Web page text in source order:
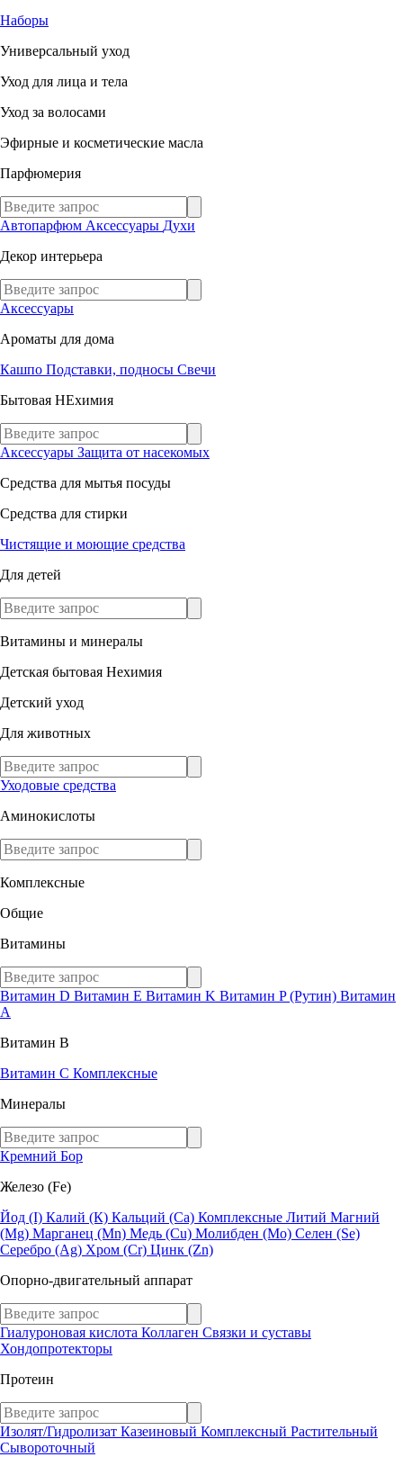
Наборы
Универсальный уход
Уход для лица и тела
Уход за волосами
Эфирные и косметические масла
Парфюмерия
Автопарфюм Аксессуары Духи
Декор интерьера
Аксессуары
Ароматы для дома
Кашпо Подставки, подносы Свечи
Бытовая НЕхимия
Аксессуары Защита от насекомых
Средства для мытья посуды
Средства для стирки
Чистящие и моющие средства
Для детей
Витамины и минералы
Детская бытовая Нехимия
Детский уход
Для животных
Уходовые средства
Аминокислоты
Комплексные
Общие
Витамины
Витамин D Витамин E Витамин K Витамин P (Рутин) Витамин
А
Витамин В
Витамин C Комплексные
Минералы
Кремний Бор
Железо (Fe)
Йод (I) Калий (К) Кальций (Са) Комплексные Литий Магний
(Mg) Марганец (Mn) Медь (Сu) Молибден (Мо) Селен (Se)
Серебро (Ag) Хром (Cr) Цинк (Zn)
Опорно-двигательный аппарат
Гиалуроновая кислота Коллаген Связки и суставы
Хондопротекторы
Протеин
Изолят/Гидролизат Казеиновый Комплексный Растительный
Сывороточный